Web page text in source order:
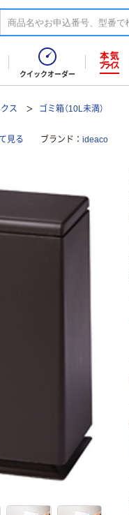
クイックオーダー
ス ゴミ箱（10L未満）
見る ブランド ideaco